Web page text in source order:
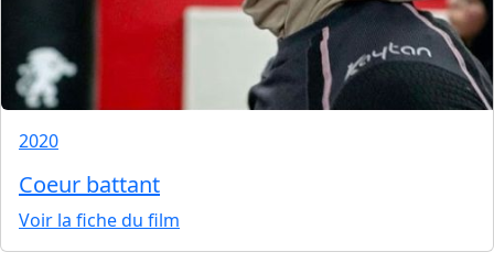
2020
Coeur battant
Voir la fiche du film